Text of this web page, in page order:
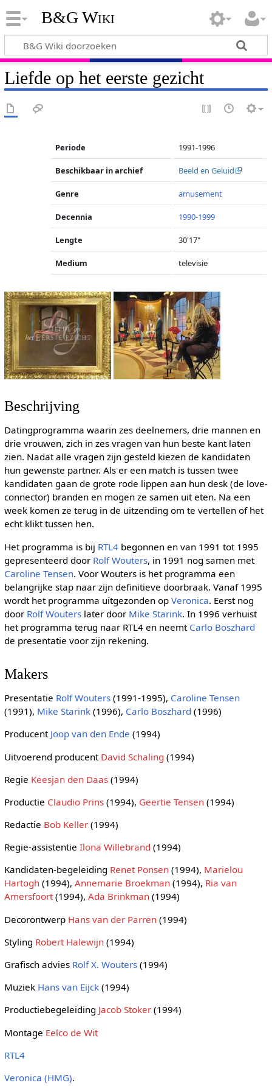
B&G Wiki
Liefde op het eerste gezicht
Periode 1991-1996
Beschikbaar in archief Beeld en Geluid
Genre amusement
Decennia 1990-1999
Lengte 30'17"
Medium televisie
Beschrijving
Datingprogramma waarin zes deelnemers, drie mannen en
drie vrouwen, zich in zes vragen van hun beste kant laten
zien. Nadat alle vragen zijn gesteld kiezen de kandidaten
hun gewenste partner. Als er een match is tussen twee
kandidaten gaan de grote rode lippen aan hun desk (de love-
connector) branden en mogen ze samen uit eten. Na een
week komen ze terug in de uitzending om te vertellen of het
echt klikt tussen hen.
Het programma is bij RTL4begonnen en van 1991 tot 1995
gepresenteerd door Rolf Wouters, in 1991 nog samen met
Caroline Tensen. Voor Wouters is het programma een
belangrijke stap naar zijn definitieve doorbraak. Vanaf 1995
wordt het programma uitgezonden op Veronica. Eerst nog
door Rolf Wouterslater door Mike Starink. In 1996 verhuist
het programma terug naar RTL4 en neemt Carlo Boszhard
de presentatie voor zijn rekening.
Makers
Presentatie Rolf Wouters(1991-1995), Caroline Tensen
(1991), Mike Starink(1996), Carlo Boszhard (1996)
Producent Joop van den Ende (1994)
Uitvoerend producent David Schaling (1994)
Regie Keesjan den Daas(1994)
Productie Claudio Prins(1994), Geertie Tensen(1994)
Redactie Bob Keller(1994)
Regie-assistentie Ilona Willebrand (1994)
Kandidaten-begeleiding Renet Ponsen(1994), Marielou
Hartogh(1994), Annemarie Broekman(1994), Ria van
Amersfoort(1994), Ada Brinkman(1994)
Decorontwerp Hans van der Parren(1994)
Styling Robert Halewijn(1994)
Grafisch advies Rolf X. Wouters(1994)
Muziek Hans van Eijck(1994)
Productiebegeleiding Jacob Stoker(1994)
Montage Eelco de Wit
RTL4
Veronica (HMG).